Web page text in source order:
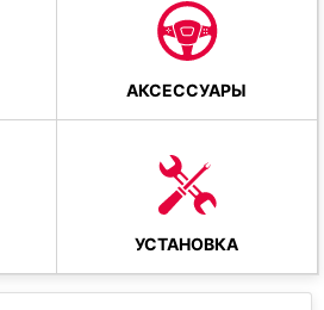
АКСЕССУАРЫ
УСТАНОВКА